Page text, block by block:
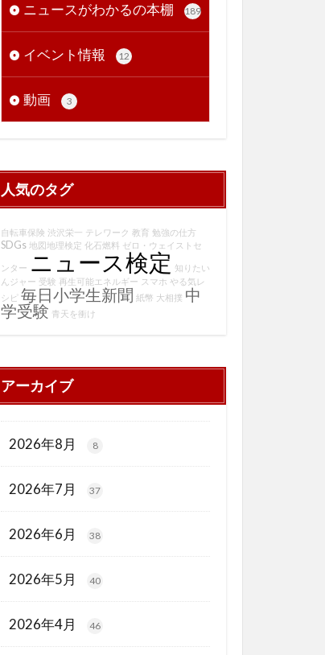
ニュースがわかるの本棚 189
イベント情報 12
動画 3
人気のタグ
自転車保険 渋沢栄一 テレワーク 教育 勉強の仕方
SDGs 地図地理検定 化石燃料 ゼロ・ウェイストセ
ンター ニュース検定 知りたい
んジャー 受験 再生可能エネルギー スマホ やる気レ
シピ 毎日小学生新聞 紙幣 大相撲 中
学受験 青天を衝け
アーカイブ
2026年8月 8
2026年7月 37
2026年6月 38
2026年5月 40
2026年4月 46